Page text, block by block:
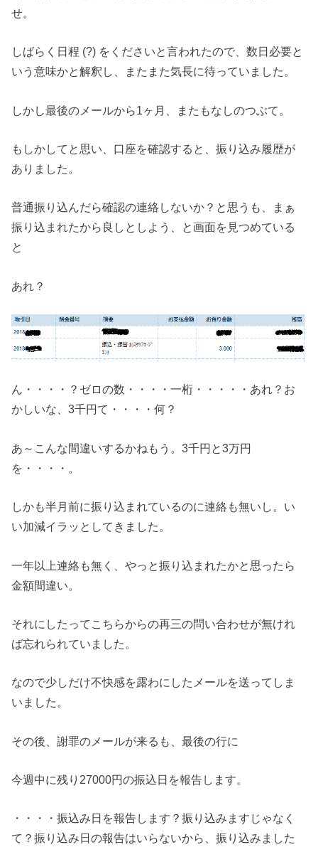
せ。
しばらく日程 (?) をくださいと言われたので、数日必要と
いう意味かと解釈し、またまた気長に待っていました。
しかし最後のメールから1ヶ月、またもなしのつぶて。
もしかしてと思い、口座を確認すると、振り込み履歴が
ありました。
普通振り込んだら確認の連絡しないか？と思うも、まぁ
振り込まれたから良しとしよう、と画面を見つめている
と
あれ？
ん・・・・？ゼロの数・・・・一桁・・・・・あれ？お
かしいな、3千円て・・・・何？
あ～こんな間違いするかねもう。3千円と3万円
を・・・・。
しかも半月前に振り込まれているのに連絡も無いし。い
い加減イラッとしてきました。
一年以上連絡も無く、やっと振り込まれたかと思ったら
金額間違い。
それにしたってこちらからの再三の問い合わせが無けれ
ば忘れられていました。
なので少しだけ不快感を露わにしたメールを送ってしま
いました。
その後、謝罪のメールが来るも、最後の行に
今週中に残り27000円の振込日を報告します。
・・・・振込み日を報告します？振り込みますじゃなく
て？振り込み日の報告はいらないから、振り込みました